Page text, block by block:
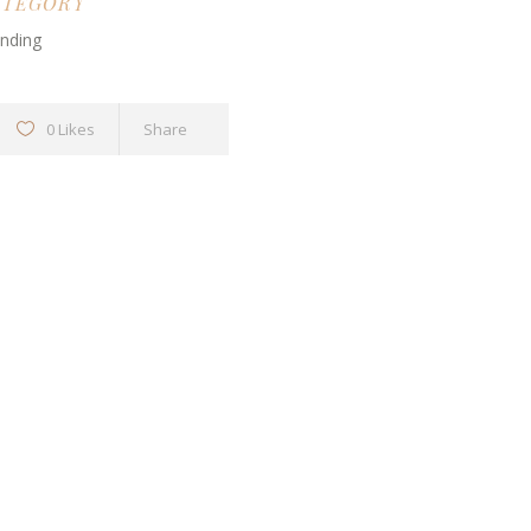
0 Likes Share